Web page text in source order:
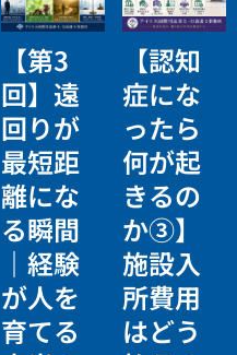
【第3
回】遠
回りが
最短距
離にな
る瞬間
｜経験
が人を
育てる
【認知
症にな
ったら
何が起
きるの
か③】
施設入
所費用
はどう